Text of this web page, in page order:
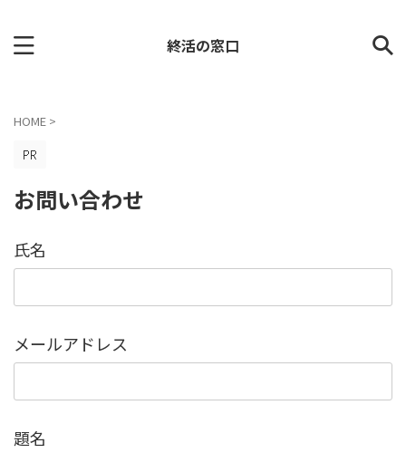
終活の窓口
HOME >
お問い合わせ
氏名
メールアドレス
題名